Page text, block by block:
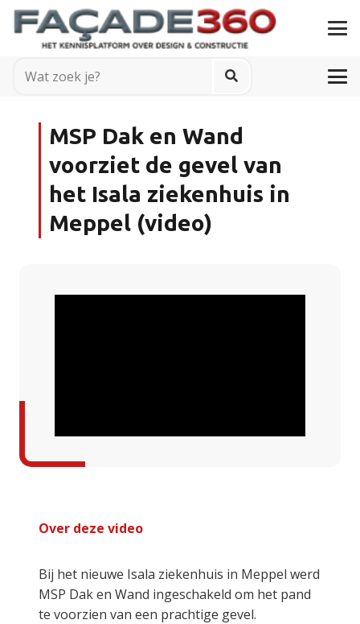
MSP Dak en Wand
voorziet de gevel van
het Isala ziekenhuis in
Meppel (video)
Over deze video
Bij het nieuwe Isala ziekenhuis in Meppel werd
MSP Dak en Wand ingeschakeld om het pand
te voorzien van een prachtige gevel.